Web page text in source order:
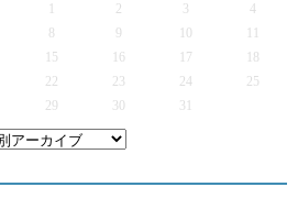
2 3
4
9
15 16 17
22 23 24
25
29 30 31